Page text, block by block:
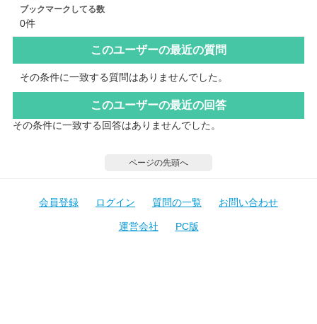
ブックマークしてる数
0件
このユーザーの最近の質問
その条件に一致する質問はありませんでした。
このユーザーの最近の回答
その条件に一致する回答はありませんでした。
ページの先頭へ
会員登録 ログイン 質問の一覧 お問い合わせ
運営会社 PC版